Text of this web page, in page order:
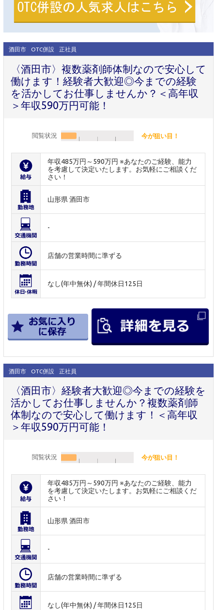
酒田市 OTC併設 正社員
〈酒田市〉複数薬剤師体制なので安心して
働けます！経験者大歓迎◎今までの経験
を活かしてお仕事しませんか？＜高年収
＞年収590万円可能！
閲覧状況 今が狙い目！
年収485万円～590万円 ※あなたのご経験、能力
を考慮して決定いたします。お気軽にご相談くだ
さい！
山形県 酒田市
-
店舗の営業時間に準ずる
なし(年中無休) / 年間休日125日
酒田市 OTC併設 正社員
〈酒田市〉経験者大歓迎◎今までの経験を
活かしてお仕事しませんか？複数薬剤師
体制なので安心して働けます！＜高年収
＞年収590万円可能！
閲覧状況 今が狙い目！
年収485万円～590万円 ※あなたのご経験、能力
を考慮して決定いたします。お気軽にご相談くだ
さい！
山形県 酒田市
-
店舗の営業時間に準ずる
なし(年中無休) / 年間休日125日